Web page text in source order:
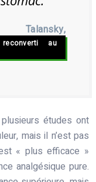
au
études ont
mais il n’est pas
« plus efficace »
analgésique pure.